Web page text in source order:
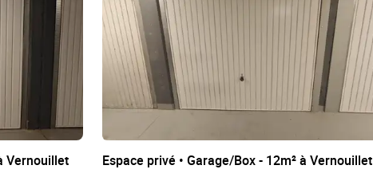
Vernouillet
Espace privé • Garage/Box - 12m² à Vernouillet